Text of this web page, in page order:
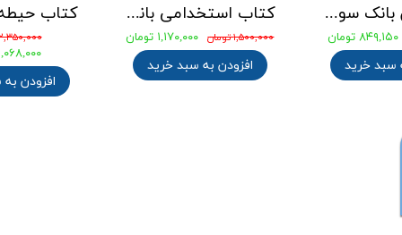
۲,۳۵۰,۰۰۰
۲,۰۶۸,۰۰۰
افزودن
کتاب استخدامی بانک های خصوصی و دولتی (بانکدار) 1404 انتشارات آراه
۱,۵۰۰,۰۰۰ تومان ۱,۱۷۰,۰۰۰ تومان
افزودن به سبد خرید
جامع ترین بانک سوالات استخدامی مهندسی شیمی، پلیمر و پتروشیمی
۸۴۹,۱۵۰ تومان
سبد خرید